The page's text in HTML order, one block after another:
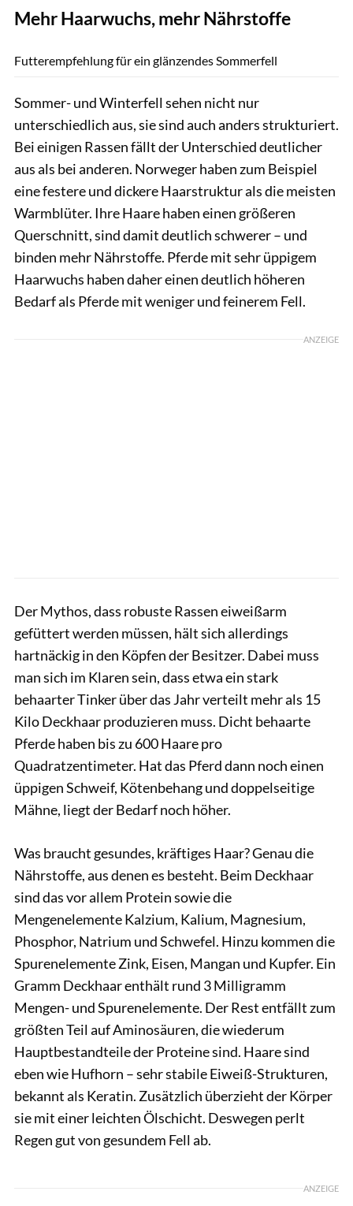
Mehr Haarwuchs, mehr Nährstoffe
Futterempfehlung für ein glänzendes Sommerfell
Sommer- und Winterfell sehen nicht nur
unterschiedlich aus, sie sind auch anders strukturiert.
Bei einigen Rassen fällt der Unterschied deutlicher
aus als bei anderen. Norweger haben zum Beispiel
eine festere und dickere Haarstruktur als die meisten
Warmblüter. Ihre Haare haben einen größeren
Querschnitt, sind damit deutlich schwerer – und
binden mehr Nährstoffe. Pferde mit sehr üppigem
Haarwuchs haben daher einen deutlich höheren
Bedarf als Pferde mit weniger und feinerem Fell.
ANZEIGE
Der Mythos, dass robuste Rassen eiweißarm
gefüttert werden müssen, hält sich allerdings
hartnäckig in den Köpfen der Besitzer. Dabei muss
man sich im Klaren sein, dass etwa ein stark
behaarter Tinker über das Jahr verteilt mehr als 15
Kilo Deckhaar produzieren muss. Dicht behaarte
Pferde haben bis zu 600 Haare pro
Quadratzentimeter. Hat das Pferd dann noch einen
üppigen Schweif, Kötenbehang und doppelseitige
Mähne, liegt der Bedarf noch höher.
Was braucht gesundes, kräftiges Haar? Genau die
Nährstoffe, aus denen es besteht. Beim Deckhaar
sind das vor allem Protein sowie die
Mengenelemente Kalzium, Kalium, Magnesium,
Phosphor, Natrium und Schwefel. Hinzu kommen die
Spurenelemente Zink, Eisen, Mangan und Kupfer. Ein
Gramm Deckhaar enthält rund 3 Milligramm
Mengen- und Spurenelemente. Der Rest entfällt zum
größten Teil auf Aminosäuren, die wiederum
Hauptbestandteile der Proteine sind. Haare sind
eben wie Hufhorn – sehr stabile Eiweiß-Strukturen,
bekannt als Keratin. Zusätzlich überzieht der Körper
sie mit einer leichten Ölschicht. Deswegen perlt
Regen gut von gesundem Fell ab.
ANZEIGE